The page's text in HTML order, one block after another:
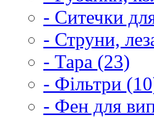
- Ситечки
- Струни,
- Тара (23)
- Фільтри
- Фен для